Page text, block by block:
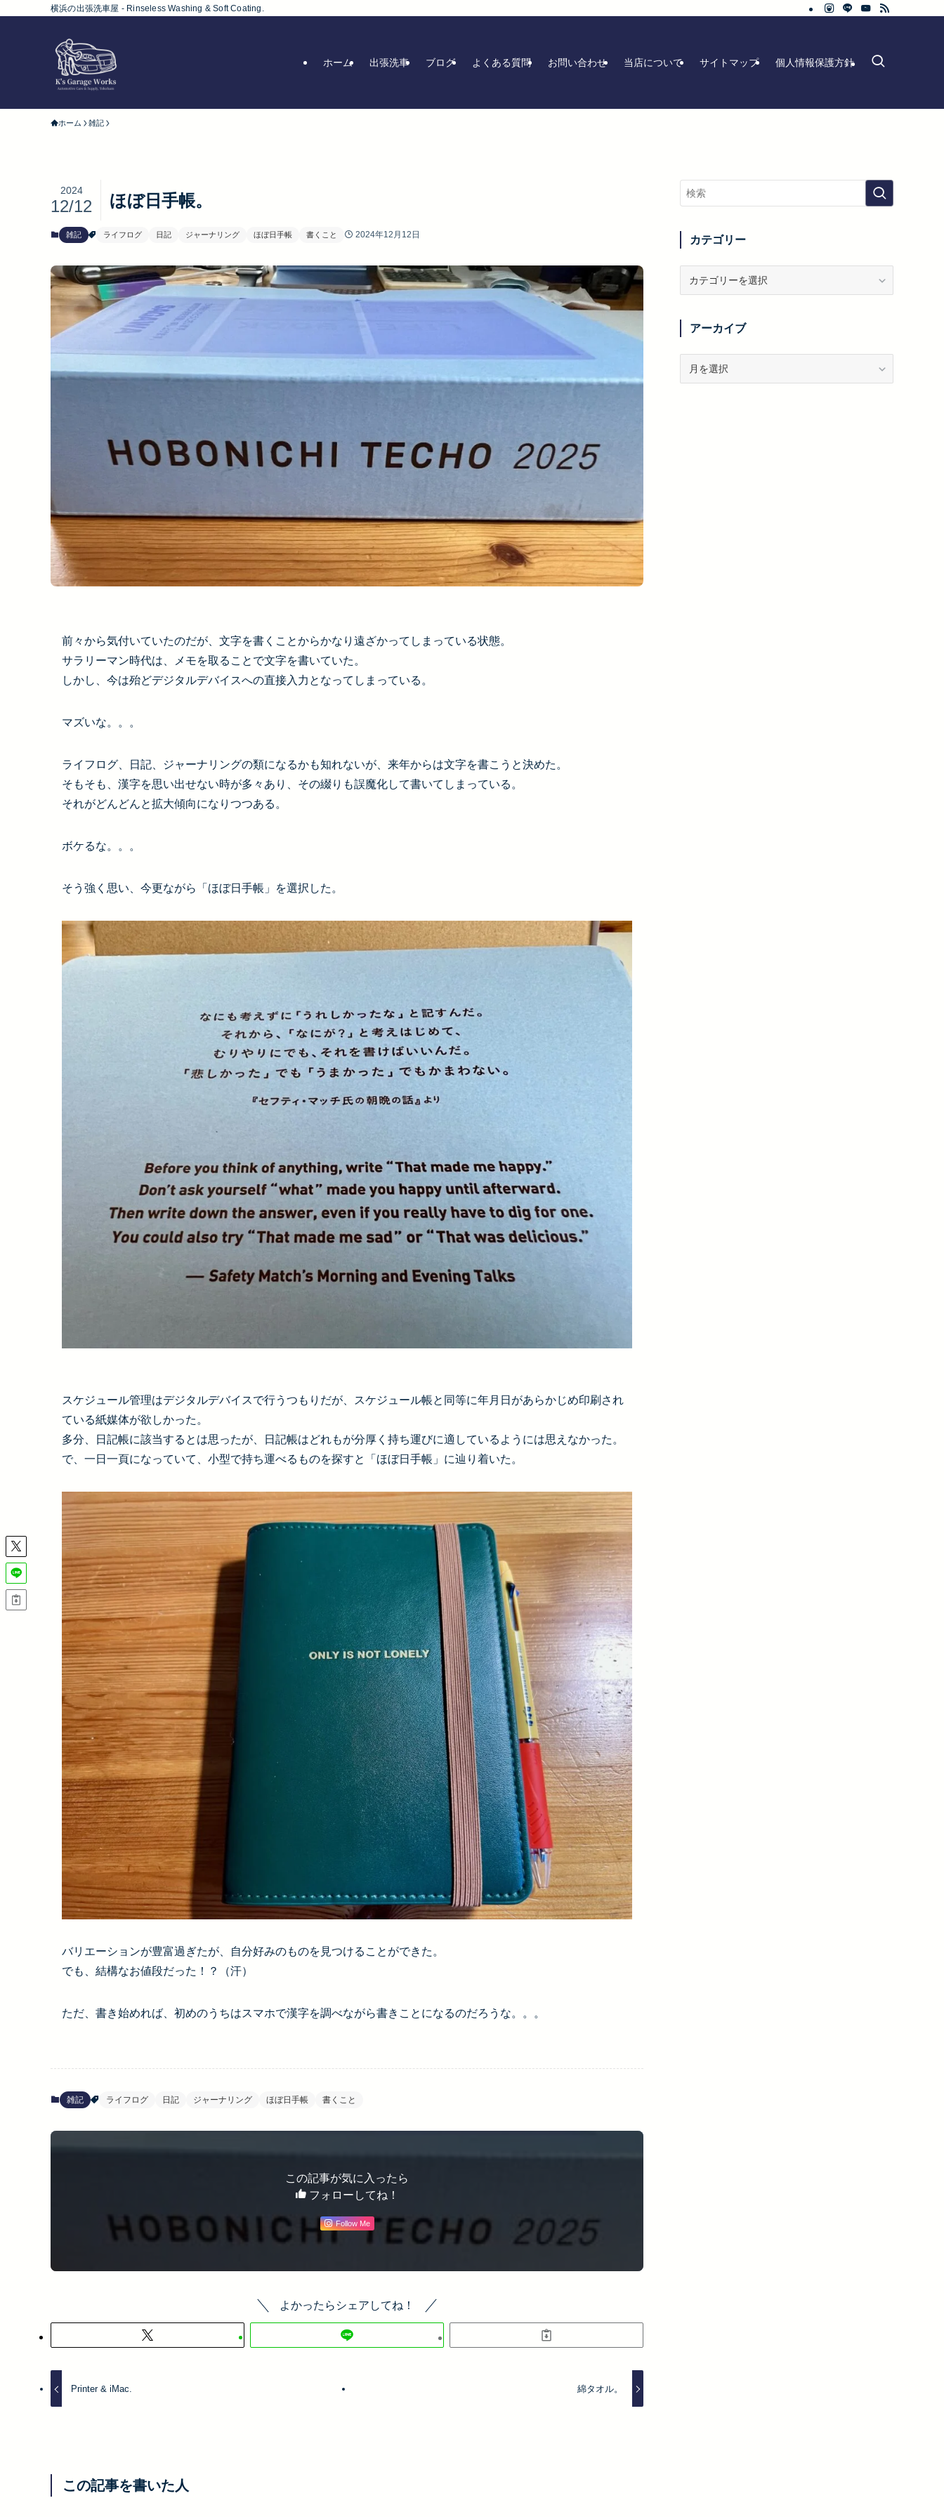
横浜の出張洗車屋 - Rinseless Washing & Soft Coating.
ホーム 出張洗車 ブログ よくある質問 お問い合わせ 当店について サイトマップ 個人情報保護方針
ホーム 雑記
ほぼ日手帳。
2024
12/12
雑記 ライフログ 日記 ジャーナリング ほぼ日手帳 書くこと 2024年12月12日
前々から気付いていたのだが、文字を書くことからかなり遠ざかってしまっている状態。
サラリーマン時代は、メモを取ることで文字を書いていた。
しかし、今は殆どデジタルデバイスへの直接入力となってしまっている。
マズいな。。。
ライフログ、日記、ジャーナリングの類になるかも知れないが、来年からは文字を書こうと決めた。
そもそも、漢字を思い出せない時が多々あり、その綴りも誤魔化して書いてしまっている。
それがどんどんと拡大傾向になりつつある。
ボケるな。。。
そう強く思い、今更ながら「ほぼ日手帳」を選択した。
スケジュール管理はデジタルデバイスで行うつもりだが、スケジュール帳と同等に年月日があらかじめ印刷され
ている紙媒体が欲しかった。
多分、日記帳に該当するとは思ったが、日記帳はどれもが分厚く持ち運びに適しているようには思えなかった。
で、一日一頁になっていて、小型で持ち運べるものを探すと「ほぼ日手帳」に辿り着いた。
バリエーションが豊富過ぎたが、自分好みのものを見つけることができた。
でも、結構なお値段だった！？（汗）
ただ、書き始めれば、初めのうちはスマホで漢字を調べながら書きことになるのだろうな。。。
雑記 ライフログ 日記 ジャーナリング ほぼ日手帳 書くこと
この記事が気に入ったら
フォローしてね！
Follow Me
よかったらシェアしてね！
Printer & iMac. 綿タオル。
この記事を書いた人
カテゴリー
リ
アーカイブ